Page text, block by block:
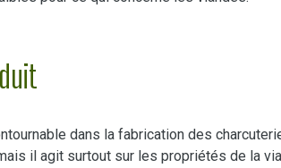
dans la fabrication des
il agit surtout sur les propriétés de la